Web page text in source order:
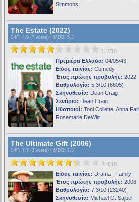
Simmons
The Estate (2022)
S4F : 4.9 (7 votes) | iMDB: 5.3
5.2/10
Πρεμιέρα Ελλάδα: 04/05/43
Είδος ταινίας: Comedy
Έτος πρώτης προβολής: 2022
Βαθμολογία: 5.3/10 (6605)
Σκηνοθεσία: Dean Craig
Σενάριο: Dean Craig
Ηθοποιοί: Toni Collette, Anna
Rosemarie DeWitt
The Ultimate Gift (2006)
S4F : 7.7 (3 votes) | iMDB: 7.3
7.4/10
Είδος ταινίας: Drama | Family
Έτος πρώτης προβολής: 2006
Βαθμολογία: 7.3/10 (23240)
Σκηνοθεσία: Michael O. Sajbel